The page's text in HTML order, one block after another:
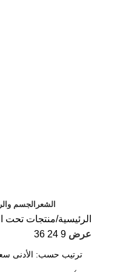
الشعر الجسم
الرئيسية منتجات تحت
عرض9
24
36